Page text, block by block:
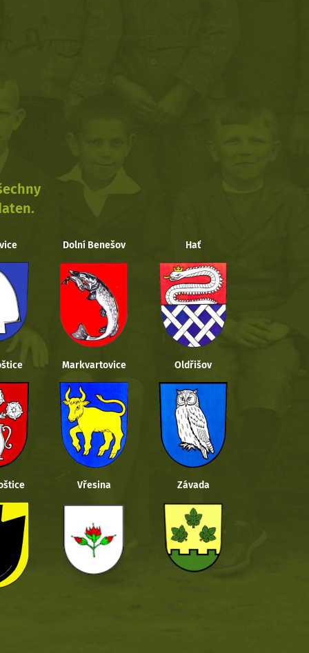
Dolní Benešov Hať
Markvartovice Oldřišov
Vřesina Závada